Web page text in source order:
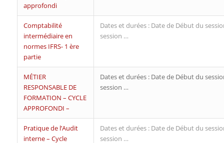
approfondi
Comptabilité
intermédiaire en
normes IFRS- 1 ère
partie
Dates et durées : Date de Début du
session …
MÉTIER
RESPONSABLE DE
FORMATION – CYCLE
APPROFONDI –
Dates et durées : Date de Début du
session …
Pratique de l’Audit
interne – Cycle
Dates et durées : Date de Début du
session …